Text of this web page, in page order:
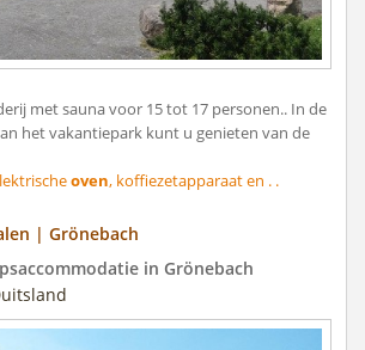
met sauna voor 15 tot 17 personen.. In de
het vakantiepark kunt u genieten van de
oven, koffiezetapparaat en . .
| Grönebach
in Grönebach